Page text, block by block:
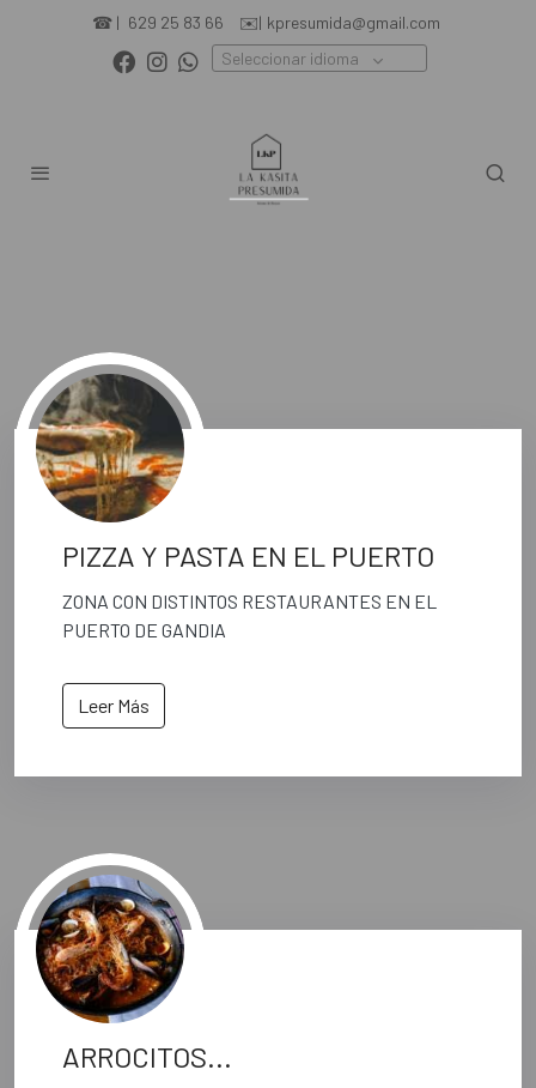
☎ | 629 25 83 66 ✉️| kpresumida@gmail.com
Seleccionar idioma
PIZZA Y PASTA EN EL PUERTO
ZONA CON DISTINTOS RESTAURANTES EN EL
PUERTO DE GANDIA
Leer Más
ARROCITOS...